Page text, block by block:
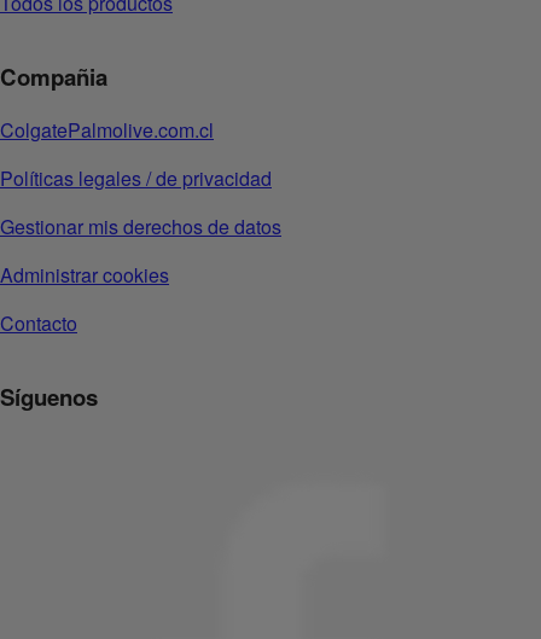
Compañia
ColgatePalmolive.com.cl
Políticas legales / de privacidad
Gestionar mis derechos de datos
Administrar cookies
Contacto
Síguenos